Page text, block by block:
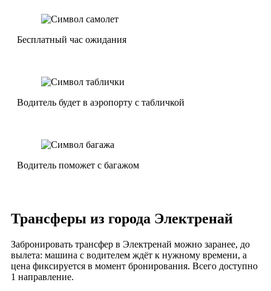
Бесплатный час ожидания
Водитель будет в аэропорту с табличкой
Водитель поможет с багажом
Трансферы из города Электренай
Забронировать трансфер в Электренай можно заранее, до
вылета: машина с водителем ждёт к нужному времени, а
цена фиксируется в момент бронирования. Всего доступно
1 направление.